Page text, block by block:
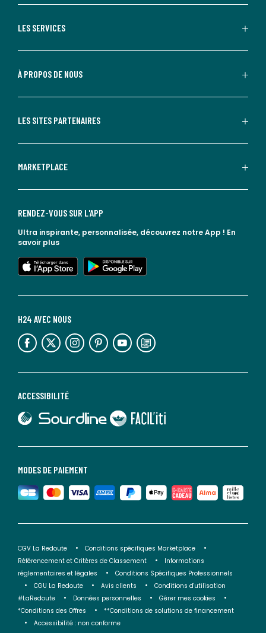
LES SERVICES
À PROPOS DE NOUS
LES SITES PARTENAIRES
MARKETPLACE
MODES DE PAIEMENT
ACCESSIBILITÉ
lien vers Faciliti
H24 AVEC NOUS
lien vers l'espace réseaux sociaux lien vers l'espace réseaux sociaux lien vers l'espace réseaux sociaux lien vers l'espace réseaux sociaux lien vers l'espace réseaux sociaux lien vers le blog la redoute
RENDEZ-VOUS SUR L'APP
Ultra inspirante, personnalisée, découvrez notre App ! En
savoir plus
lien vers l'app store
lien vers google play
CGV La Redoute
Conditions spécifiques Marketplace
Référencement et Critères de Classement
Informations
réglementaires et légales
Conditions Spécifiques Professionnels
CGU La Redoute
Avis clients
Conditions d'utilisation
#LaRedoute
Données personnelles
Gérer mes cookies
*Conditions des Offres
**Conditions de solutions de financement
Accessibilité : non conforme